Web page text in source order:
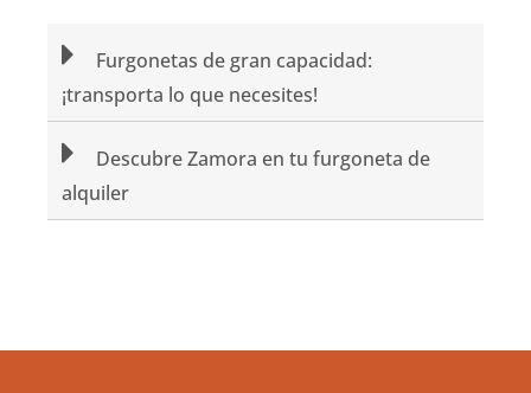
Furgonetas de gran capacidad:
¡transporta lo que necesites!
Descubre Zamora en tu furgoneta de
alquiler